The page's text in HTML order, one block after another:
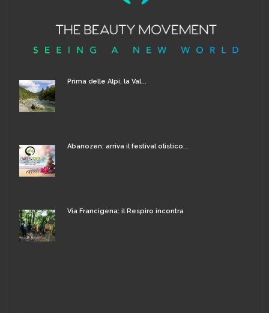
Prima delle Alpi, la Val...
Abanozen: arriva il festival olistico...
Via Francigena: il Respiro incontra